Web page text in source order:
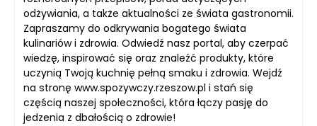
odżywiania, a także aktualności ze świata gastronomii.
Zapraszamy do odkrywania bogatego świata
kulinariów i zdrowia. Odwiedź nasz portal, aby czerpać
wiedzę, inspirować się oraz znaleźć produkty, które
uczynią Twoją kuchnię pełną smaku i zdrowia. Wejdź
na stronę www.spozywczy.rzeszow.pl i stań się
częścią naszej społeczności, która łączy pasję do
jedzenia z dbałością o zdrowie!